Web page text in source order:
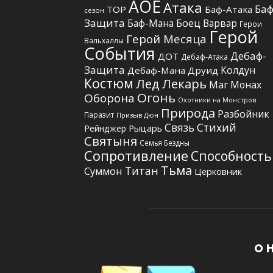
сезон TOP АОЕАтака Баф-Атака
Защита Баф-Мана Боец Варвар Герои
Вальхаллы Герой Месяца Герой
События ДОТ Дебаф-Атака Дебаф-
Защита Дебаф-Мана Друид Колдун
Костюм ЛедЛекарь Маг Монах
Оборона Огонь Охотники на Монстров
Паразит Призыв Дюн Природа Разбойник
Рейнджер Рыцарь Связь Стихий
Святыня Семья Бездны
Сопротивление Способность
Суммон Титан Тьма Церковник
О